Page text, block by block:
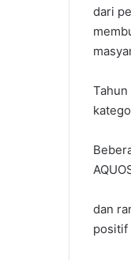
dari
dan
positif